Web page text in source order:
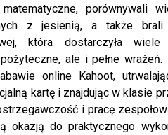
porównywali
z jesienią, a także
która dostarczyła
ale i pełne wrażeń.
online Kahoot,
kartę i znajdując w klasie
i pracę
okazją do praktycznego